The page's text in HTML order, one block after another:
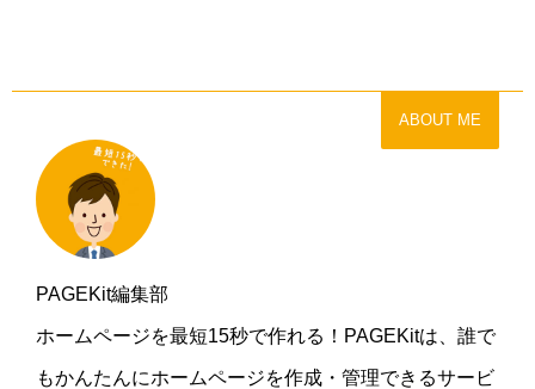
ABOUT ME
PAGEKit編集部
ホームページを最短15秒で作れる！PAGEKitは、誰で
もかんたんにホームページを作成・管理できるサービ